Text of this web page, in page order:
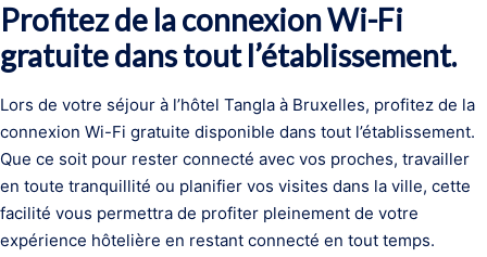
Profitez de la connexion Wi-Fi
gratuite dans tout l’établissement.
Lors de votre séjour à l’hôtel Tangla à Bruxelles, profitez de la
connexion Wi-Fi gratuite disponible dans tout l’établissement.
Que ce soit pour rester connecté avec vos proches, travailler
en toute tranquillité ou planifier vos visites dans la ville, cette
facilité vous permettra de profiter pleinement de votre
expérience hôtelière en restant connecté en tout temps.